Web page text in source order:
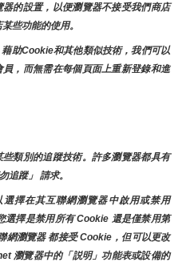
的設置，以便瀏覽器不接受我們商店
些功能的使用。
助Cookie和其他類似技術，我們可以
，而無需在每個頁面上重新登錄和進
類別的追蹤技術。許多瀏覽器都具有
追蹤」 請求。
擇在其互聯網瀏覽器中啟用或禁用
擇是禁用所有 Cookie 還是僅禁用第
網瀏覽器 都接受 Cookie，但可以更改
瀏覽器中的「説明」功能表或設備的